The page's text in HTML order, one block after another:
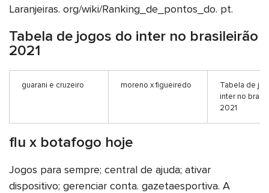
Laranjeiras. org/wiki/Ranking_de_pontos_do. pt.
Tabela de jogos do inter no brasileirão
2021
guarani e cruzeiro moreno x figueiredo
Tabela de
inter no
2021
flu x botafogo hoje
Jogos para sempre; central de ajuda; ativar
dispositivo; gerenciar conta. gazetaesportiva. A